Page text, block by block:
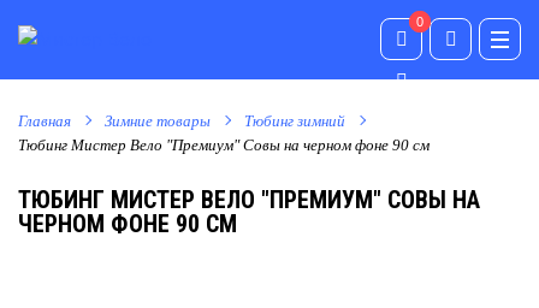
0
0
Главная Зимние товары
Тюбинг зимний
Тюбинг Мистер Вело "Премиум" Совы на черном фоне 90 см
ТЮБИНГ МИСТЕР ВЕЛО "ПРЕМИУМ" СОВЫ НА
ЧЕРНОМ ФОНЕ 90 СМ